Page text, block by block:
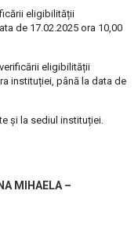
eligibilității
de 17.02.2025 ora 10,00
eligibilității
instituției, până la data de
și la sediul instituției.
–